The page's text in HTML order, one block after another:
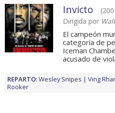
Invicto
Dirigida por
El campeón
categoría de
Iceman
acusado de
REPARTO: Wesley Snipes Ving
Rooker